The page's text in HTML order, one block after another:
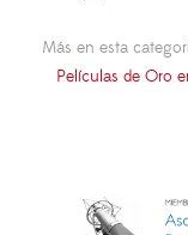
Más en esta
Películas de Oro